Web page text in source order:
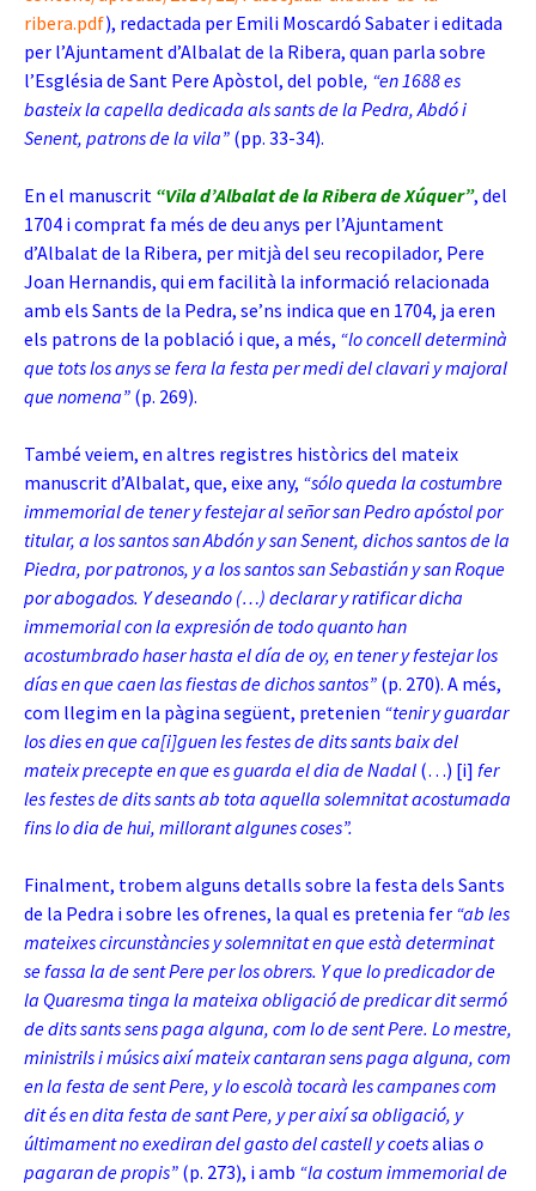
ribera.pdf), redactada per Emili Moscardó Sabater i editada
per l’Ajuntament d’Albalat de la Ribera, quan parla sobre
l’Església de Sant Pere Apòstol, del poble, “en 1688 es
basteix la capella dedicada als sants de la Pedra, Abdó i
Senent, patrons de la vila” (pp. 33-34).
En el manuscrit “Vila d’Albalat de la Ribera de Xúquer”, del
1704 i comprat fa més de deu anys per l’Ajuntament
d’Albalat de la Ribera, per mitjà del seu recopilador, Pere
Joan Hernandis, qui em facilità la informació relacionada
amb els Sants de la Pedra, se’ns indica que en 1704, ja eren
els patrons de la població i que, a més, “lo concell determinà
que tots los anys se fera la festa per medi del clavari y majoral
que nomena” (p. 269).
També veiem, en altres registres històrics del mateix
manuscrit d’Albalat, que, eixe any, “sólo queda la costumbre
immemorial de tener y festejar al señor san Pedro apóstol por
titular, a los santos san Abdón y san Senent, dichos santos de la
Piedra, por patronos, y a los santos san Sebastián y san Roque
por abogados. Y deseando (…) declarar y ratificar dicha
immemorial con la expresión de todo quanto han
acostumbrado haser hasta el día de oy, en tener y festejar los
días en que caen las fiestas de dichos santos” (p. 270). A més,
com llegim en la pàgina següent, pretenien “tenir y guardar
los dies en que ca[i]guen les festes de ditssants baix del
mateix precepte en que es guarda el dia de Nadal (…) [i] fer
les festes de dits sants ab tota aquella solemnitat acostumada
fins lo dia de hui, millorant algunes coses”.
Finalment, trobem alguns detalls sobre la festa dels Sants
de la Pedra i sobre les ofrenes, la qual es pretenia fer “ab les
mateixes circunstàncies y solemnitat en que està determinat
se fassa la de sent Pere per los obrers. Y que lo predicador de
la Quaresma tinga la mateixa obligació de predicar dit sermó
de dits sants sens paga alguna, com lo de sent Pere. Lo mestre,
ministrils i músics així mateix cantaran sens paga alguna, com
en la festa de sent Pere, y lo escolà tocarà les campanes com
dit és en dita festa de sant Pere, y per així sa obligació, y
últimament no exediran del gasto del castell y coetsalias o
pagaran de propis” (p. 273), i amb “la costum immemorial de